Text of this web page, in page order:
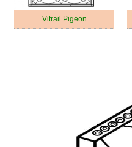
Vitrail Pigeon